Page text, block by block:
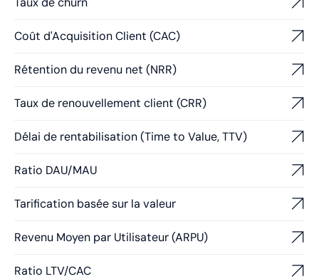
Coût d'Acquisition Client (CAC)
Rétention du revenu net (NRR)
Taux de renouvellement client (CRR)
Délai de rentabilisation (Time to Value, TTV)
Ratio DAU/MAU
Tarification basée sur la valeur
Revenu Moyen par Utilisateur (ARPU)
Ratio LTV/CAC